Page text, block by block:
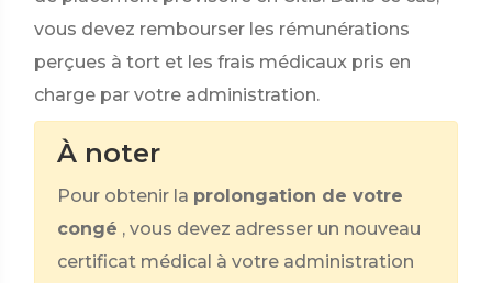
vous devez rembourser les rémunérations
perçues à tort et les frais médicaux pris en
charge par votre administration.
À noter
Pour obtenir la prolongation de votre
congé , vous devez adresser un nouveau
certificat médical à votre administration